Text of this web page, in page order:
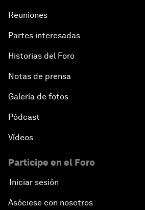
Reuniones
Partes interesadas
Historias del Foro
Notas de prensa
Galería de fotos
Pódcast
Vídeos
Participe en el Foro
Iniciar sesión
Asóciese con nosotros